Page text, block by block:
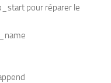
pour réparer le